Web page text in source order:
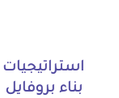
استراتيجيات
بناء بروفايل